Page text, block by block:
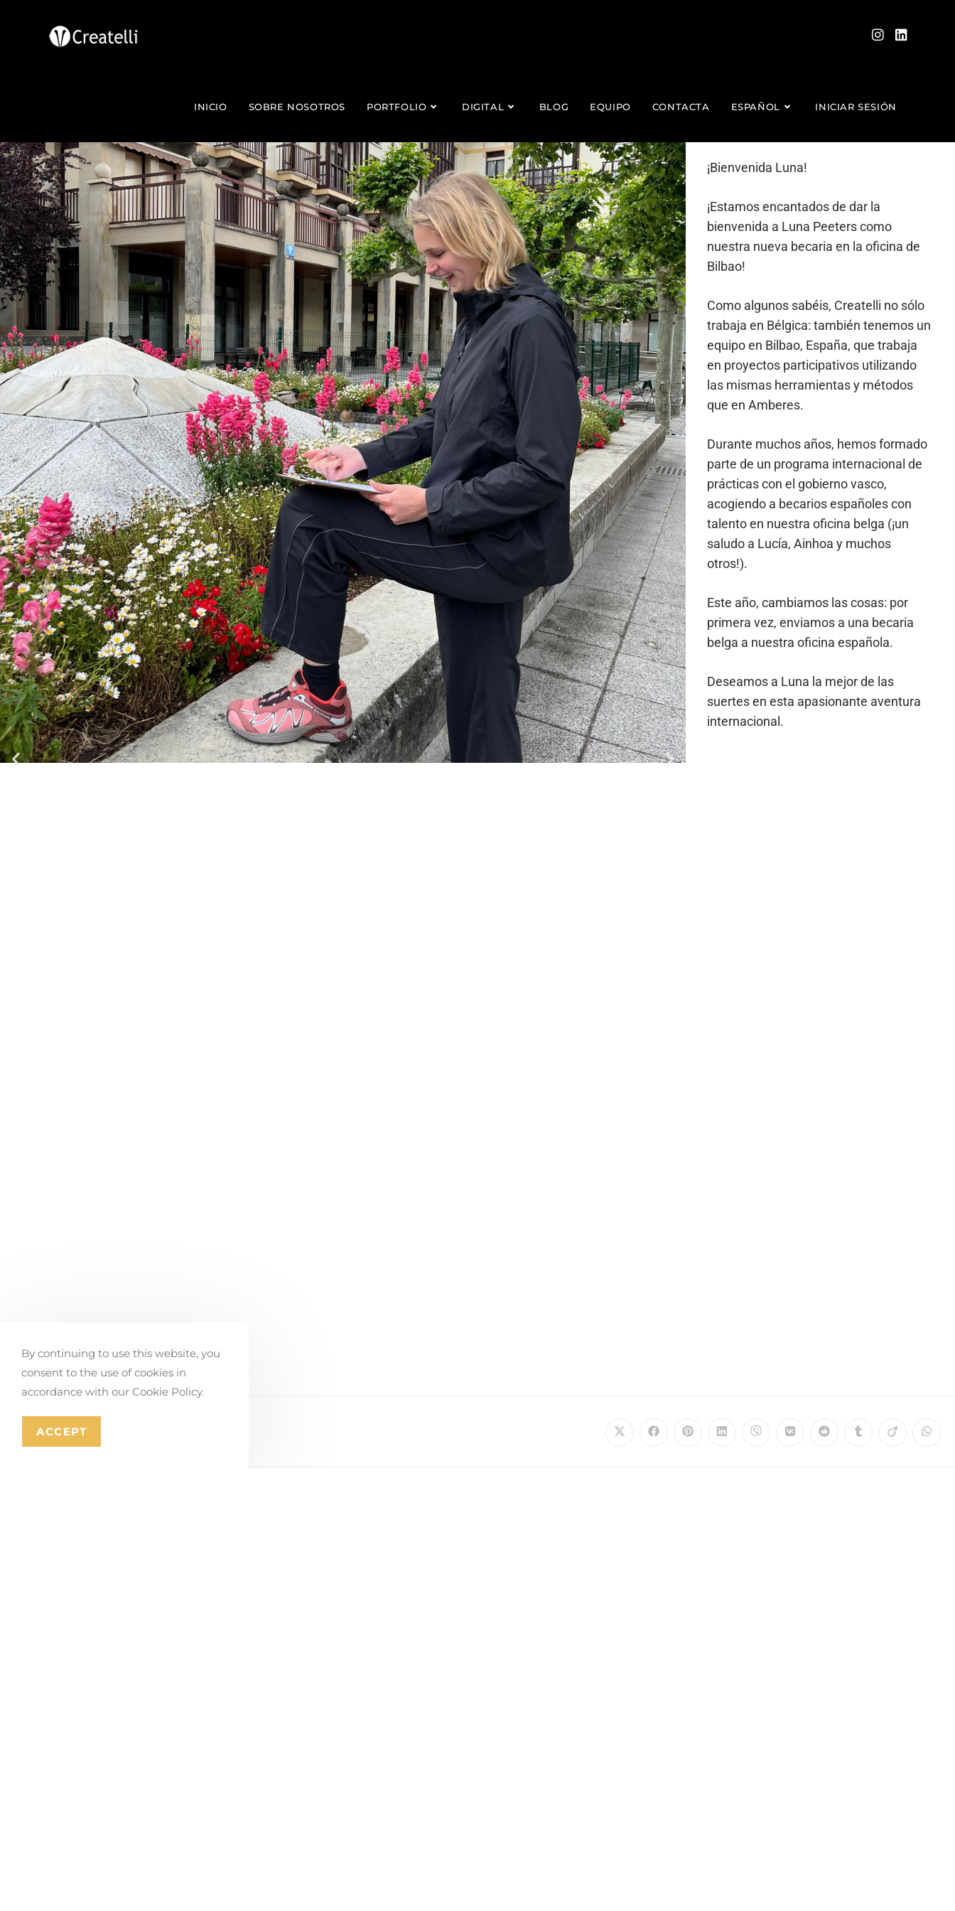
INICIO SOBRE NOSOTROS PORTFOLIO DIGITAL BLOG EQUIPO CONTACTA ESPAÑOL INICIAR SESIÓN
¡Bienvenida Luna!
¡Estamos encantados de dar la
bienvenida a Luna Peeters como
nuestra nueva becaria en la oficina de
Bilbao!
Como algunos sabéis, Createlli no sólo
trabaja en Bélgica: también tenemos un
equipo en Bilbao, España, que trabaja
en proyectos participativos utilizando
las mismas herramientas y métodos
que en Amberes.
Durante muchos años, hemos formado
parte de un programa internacional de
prácticas con el gobierno vasco,
acogiendo a becarios españoles con
talento en nuestra oficina belga (¡un
saludo a Lucía, Ainhoa y muchos
otros!).
Este año, cambiamos las cosas: por
primera vez, enviamos a una becaria
belga a nuestra oficina española.
Deseamos a Luna la mejor de las
suertes en esta apasionante aventura
internacional.
PLEASE SHARE THIS
By continuing to use this website, you
consent to the use of cookies in
accordance with our Cookie Policy.
ACCEPT